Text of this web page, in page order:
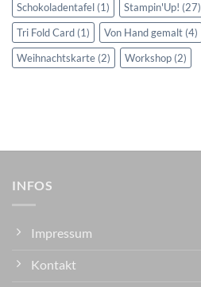
Schokoladentafel (1) Stampin'Up! (27)
Tri Fold Card (1) Von Hand gemalt (4)
Weihnachtskarte (2) Workshop (2)
INFOS
Impressum
Kontakt